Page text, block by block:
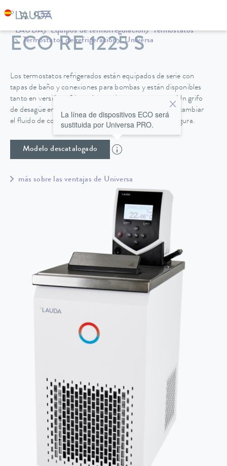
LAUDA Equipos de termorregulación
Termostatos
Termostatos de refrigeración
Universa
ECO RE 1225 S
Los termostatos refrigerados están equipados de serie con
tapas de baño y conexiones para bombas y están disponibles
tanto en versión refrigerada por aire como por agua. Un grifo
de desagüe en la parte posterior de la unidad permite cambiar
el fluido de control de temperatura de forma fácil y segura.
Modelo descatalogado
La línea de dispositivos ECO será
sustituida por Universa PRO.
más sobre las ventajas de Universa